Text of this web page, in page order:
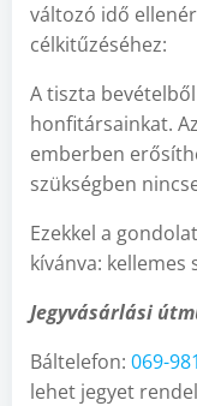
változó idő
célkitűzéséhez:
A tiszta
honfitársainkat.
emberben
szükségben
Ezekkel a
kívánva:
Jegyvásárlási
Báltelefon: 069-
lehet jegyet